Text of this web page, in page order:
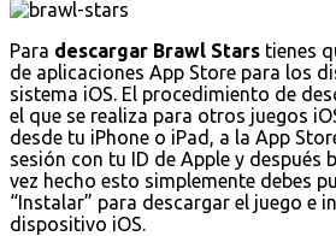
Para descargar Brawl Stars tienes
de aplicaciones App Store para los
sistema iOS. El procedimiento de
el que se realiza para otros juegos
desde tu iPhone o iPad, a la App
sesión con tu ID de Apple y después
vez hecho esto simplemente debes
“Instalar” para descargar el juego e
dispositivo iOS.